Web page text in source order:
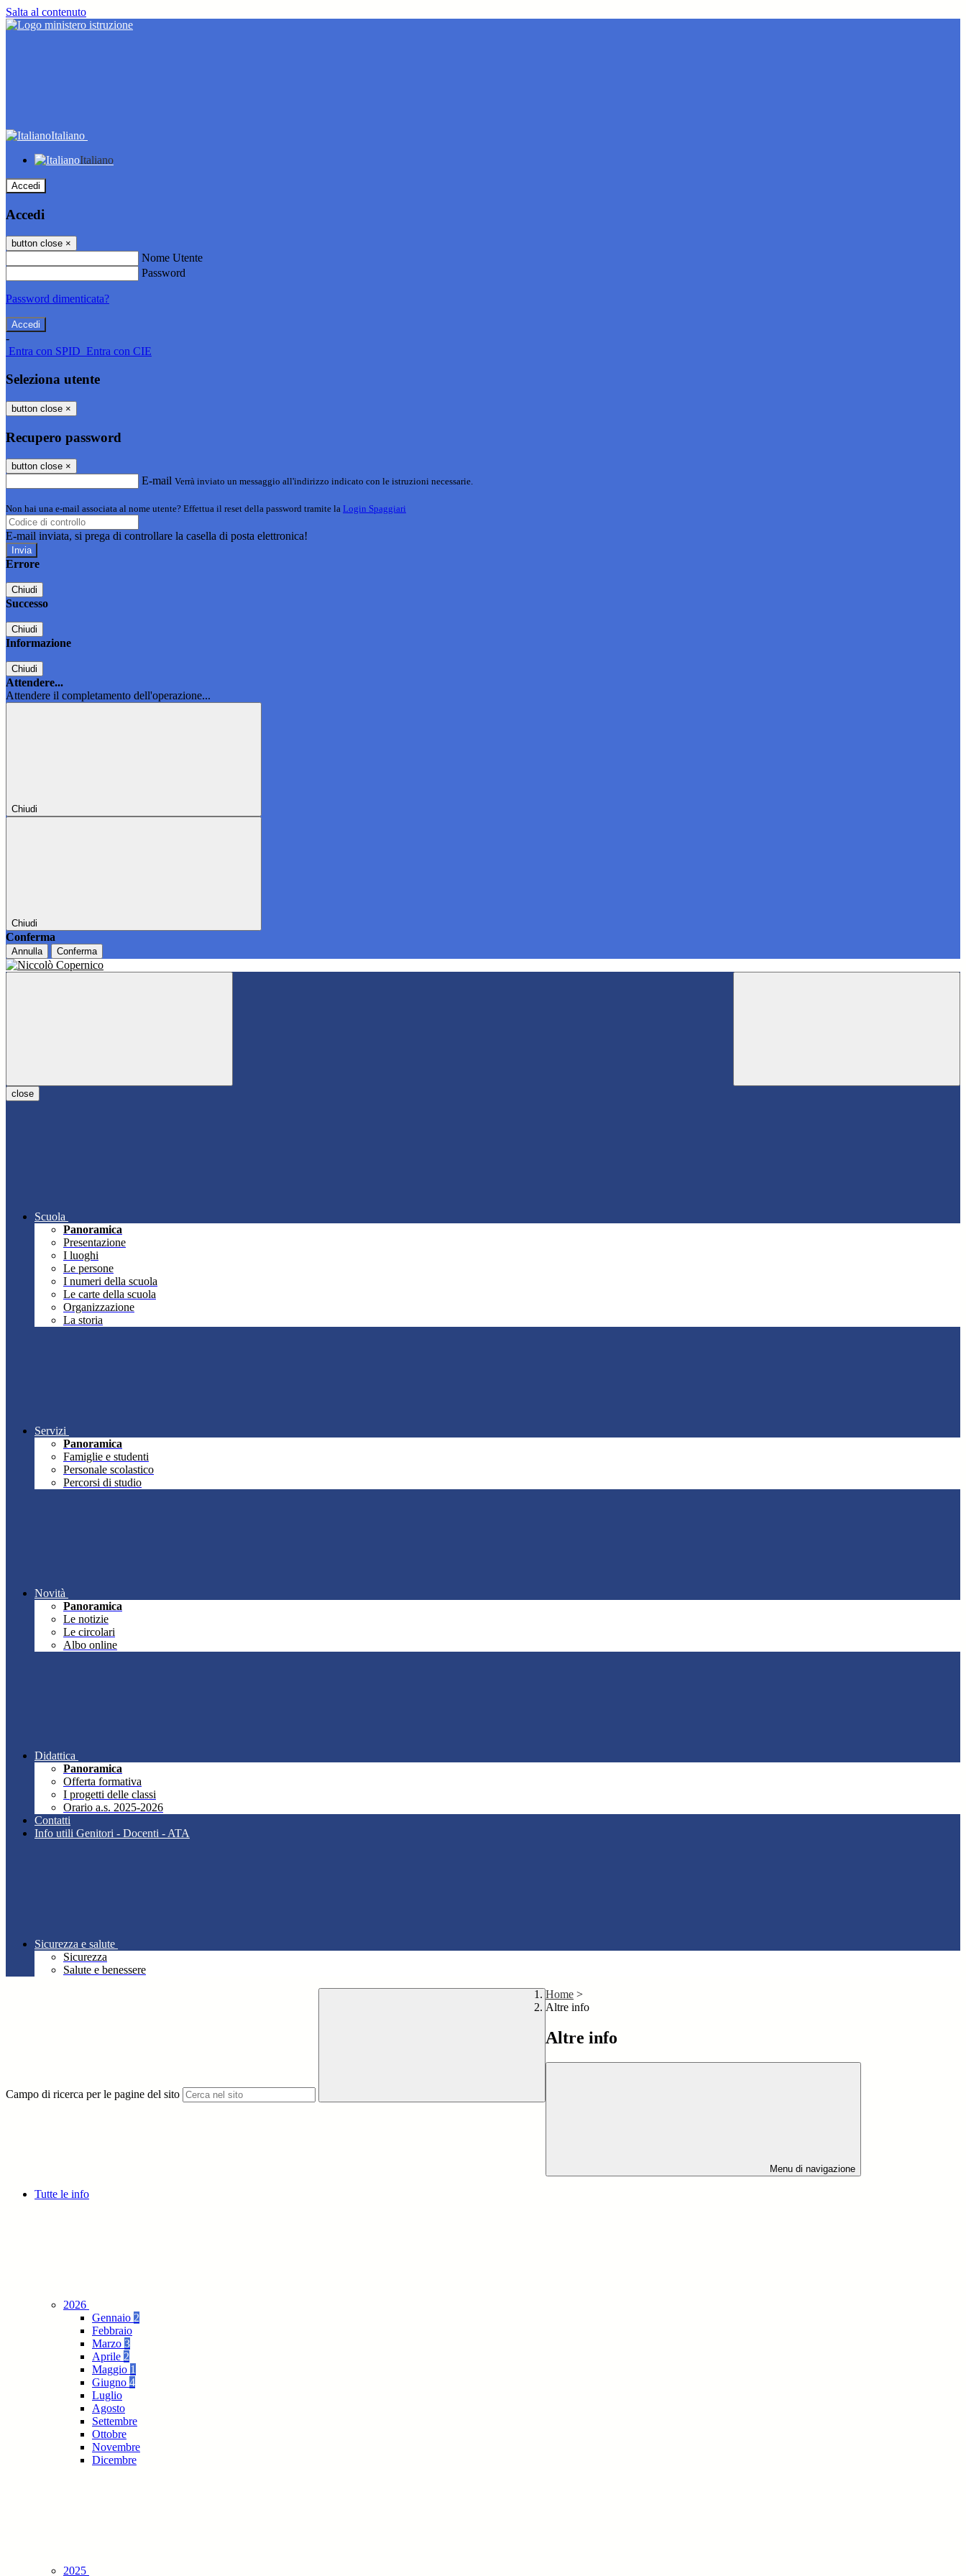
Salta al contenuto
Italiano
Italiano
Accedi
Accedi
button close ×
Nome Utente
Password
Password dimenticata?
-
Entra con SPID Entra con CIE
Seleziona utente
button close ×
Recupero password
button close ×
E-mail Verrà inviato un messaggio all'indirizzo indicato con le istruzioni necessarie.
Non hai una e-mail associata al nome utente? Effettua il reset della password tramite la Login Spaggiari
E-mail inviata, si prega di controllare la casella di posta elettronica!
Errore
Chiudi
Successo
Chiudi
Informazione
Chiudi
Attendere...
Attendere il completamento dell'operazione...
Chiudi
Chiudi
Conferma
Annulla Conferma
close
Scuola
Panoramica
Presentazione
I luoghi
Le persone
I numeri della scuola
Le carte della scuola
Organizzazione
La storia
Servizi
Panoramica
Famiglie e studenti
Personale scolastico
Percorsi di studio
Novità
Panoramica
Le notizie
Le circolari
Albo online
Didattica
Panoramica
Offerta formativa
I progetti delle classi
Orario a.s. 2025-2026
Contatti
Info utili Genitori - Docenti - ATA
Sicurezza e salute
Sicurezza
Salute e benessere
Campo di ricerca per le pagine del sito
Home >
Altre info
Altre info
Menu di navigazione
Tutte le info
2026
Gennaio 2
Febbraio
Marzo 3
Aprile 2
Maggio 1
Giugno 4
Luglio
Agosto
Settembre
Ottobre
Novembre
Dicembre
2025